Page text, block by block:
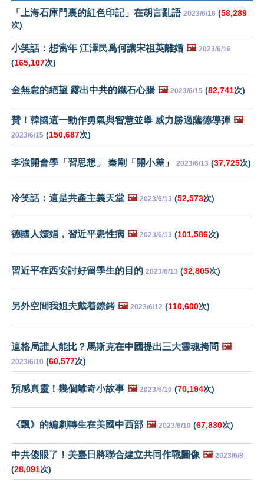
「上海石庫門裏的紅色印記」在胡言亂語 2023/6/16 (58,289
次)
小笑話：想當年 江澤民爲何讓宋祖英離婚 🖼️ 2023/6/16
(165,107次)
金無怠的絕望 露出中共的鐵石心腸 🖼️ 2023/6/15 (82,741次)
贊！韓國這一動作勇氣與智慧並舉 威力勝過薩德導彈 🖼️
2023/6/15 (150,687次)
李強開會學「習思想」 秦剛「開小差」 2023/6/13 (37,725次)
冷笑話：這是共產主義天堂 🖼️ 2023/6/13 (52,573次)
德國人嫖娼，習近平患性病 🖼️ 2023/6/13 (101,586次)
習近平在西安討好留學生的目的 2023/6/13 (32,805次)
另外空間我姐夫戴着鐐銬 🖼️ 2023/6/12 (110,600次)
這格局誰人能比？馬斯克在中國提出三大靈魂拷問 🖼️
2023/6/10 (60,577次)
預感真靈！幾個離奇小故事 🖼️ 2023/6/10 (70,194次)
《飄》的編劇轉生在美國中西部 🖼️ 2023/6/10 (67,830次)
中共傻眼了！美臺日將聯合建立共同作戰圖像 🖼️ 2023/6/8
(28,091次)